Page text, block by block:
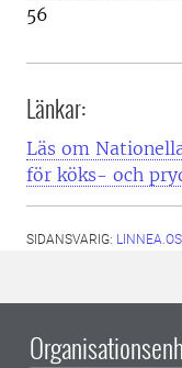
56
Länkar:
Läs om
för köks- och
SIDANSVARIG: